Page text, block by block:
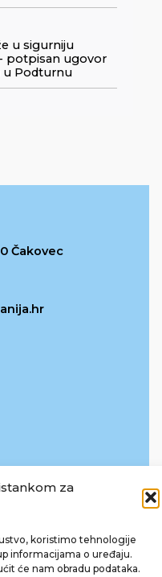
za
koristimo tehnologije
informacijama o uređaju.
će nam obradu podataka.
u sigurniju
potpisan ugovor
u Podturnu
Čakovec